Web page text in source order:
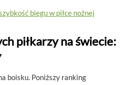
biegu w piłce nożnej
piłkarzy na świecie:
boisku. Poniższy ranking